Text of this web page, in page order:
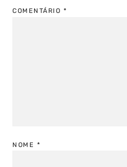
COMENTÁRIO *
NOME *